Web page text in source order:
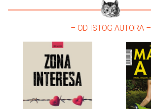
– OD ISTOG AUTORA –